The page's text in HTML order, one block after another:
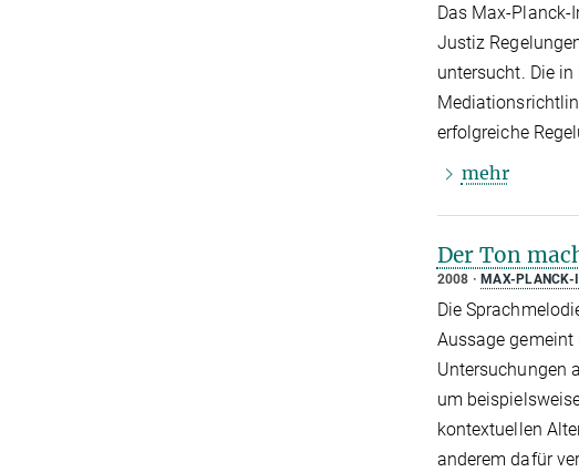
Das Max-
Justiz
untersucht. Die
erfolgreiche
mehr
Der Ton
2008 MAX-PLANCK-
Die
Aussage
Untersuchungen
um
kontextuellen
anderem dafür